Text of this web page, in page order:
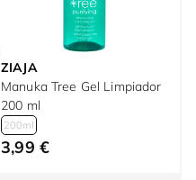
ZIAJA
Manuka Tree Gel Limpiador
200 ml
200ml
3,99 €